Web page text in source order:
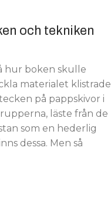
och tekniken
hur boken skulle
materialet klistrade
på pappskivor i
läste från de
som en hederlig
dessa. Men så